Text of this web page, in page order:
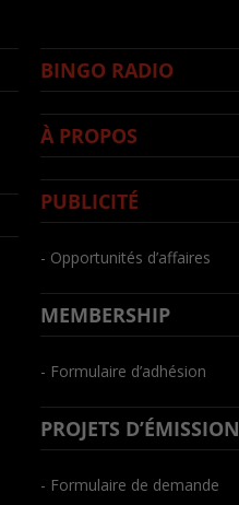
BINGO RADIO
À PROPOS
PUBLICITÉ
- Opportunités d’affaires
MEMBERSHIP
- Formulaire d’adhésion
PROJETS D’ÉMISSION
- Formulaire de demande